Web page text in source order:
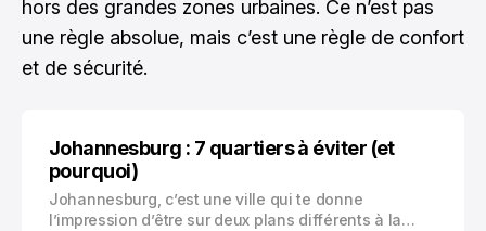
hors des grandes zones urbaines. Ce n’est pas
une règle absolue, mais c’est une règle de confort
et de sécurité.
Johannesburg : 7 quartiers à éviter (et
pourquoi)
Johannesburg, c’est une ville qui te donne
l’impression d’être sur deux plans différents à la